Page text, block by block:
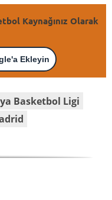
Kaynağınız Olarak
Ekleyin
Basketbol Ligi